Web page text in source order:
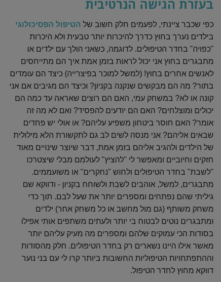
בעזרת הגישה הנרטיבית
כפי שכבר ציינתי, לפעמים חלק חשוב של הטיפול הפסיכולוגי
בילדים נערך בחוץ כדרך להיכרות יותר טבעית ולא היכרות
"כפויה" בחדר הטיפולים. לדוגמה, כשאני הולך עם ילדים או
מתבגרים בחוץ אני יכול לראות בזמן אמת איך הם מתייחסים
לאנשים אחרים בחוץ! (למשל למוכר בפיצרייה) כיצד הם עומדים
בתור? מה הם מבקשים שנקנה בקניון? וכיצד הם מגיבים אם אני
קונה או לא? במשחק עמי, האם הם רוצים שאראה עד כמה הם
יכולים ומוצלחים? האם הם יודעים להפסיד? ואם לא מה זה
אומר? האם חוסר ביטחון משפיע עליהם? או אולי יש פחדים
שבאים אליהם? אני מנסה לשים לב גם לתקשורת הלא מילולית
של הילדים ולהגיב אליהם בזמן אמת, דבר שיוצר שינויים מאוד
חזקים וחיוביים ומאפשר לי "להציץ" לעולמם מבלי שיצטרכו
"לשבת" בחדר הטיפולים ולחוש "נחקרים" או משועממים.
מתבגרים, למשל, אוהבים לשבת ולשוחח בקניון - ודווקא שם
גיליתי שהם נפתחים ומספרים יותר את שעל לבם. תוך כדי
משחק משותף (גם מול מחשב או כל משחק אחר) ילדים
ומתבגרים נוטים לבטוח בי יותר ולעתים משתפים אותי אפילו
בסודות הכי עמוקים שלהם ומספרים מה מעיק עליהם יותר
מאשר אילו היינו נשארים רק בחדר הטיפולים. חלק מהסודות
וההתפתחויות הטיפוליות החשובות ביותר קרו לי עם בני נוער
דווקא מחוץ לחדר הטיפול.